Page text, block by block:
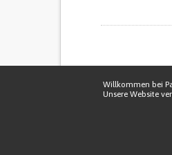
Willkommen bei
Unsere Website